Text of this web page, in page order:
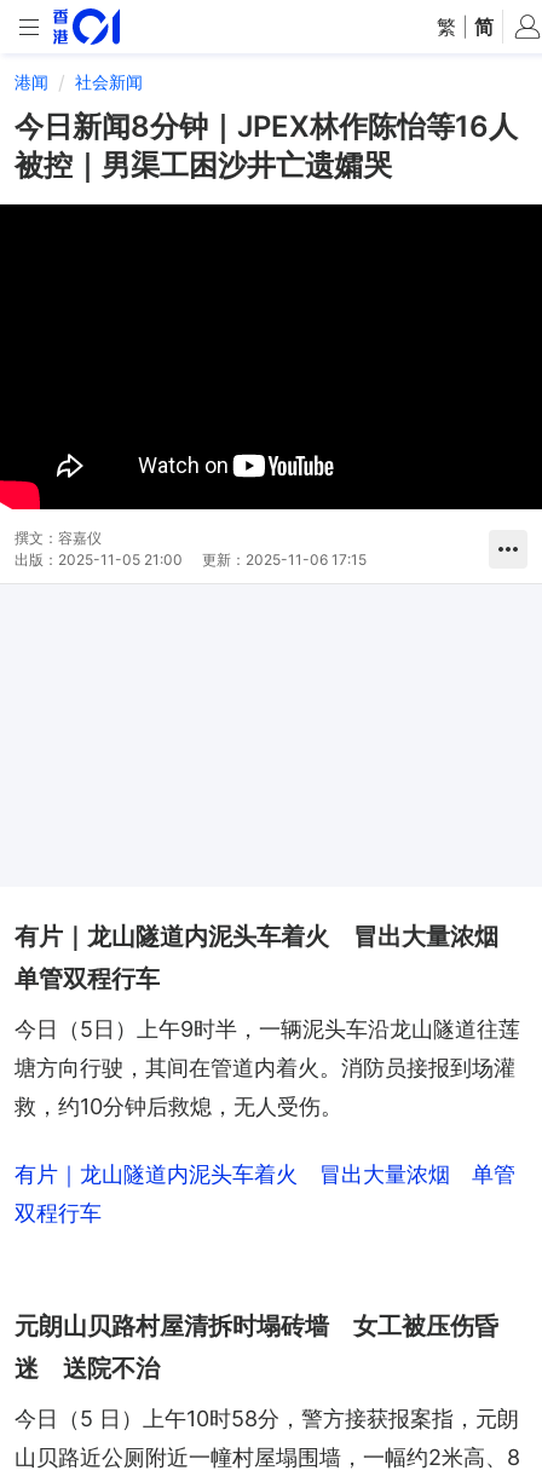
繁 简
港闻 社会新闻
今日新闻8分钟｜JPEX林作陈怡等16人
被控｜男渠工困沙井亡遗孀哭
撰文： 容嘉仪
出版： 2025-11-05 21:00 更新： 2025-11-06 17:15
有片｜龙山隧道内泥头车着火 冒出大量浓烟
单管双程行车
今日（5日）上午9时半，一辆泥头车沿龙山隧道往莲
塘方向行驶，其间在管道内着火。消防员接报到场灌
救，约10分钟后救熄，无人受伤。
有片｜龙山隧道内泥头车着火 冒出大量浓烟 单管
双程行车
元朗山贝路村屋清拆时塌砖墙 女工被压伤昏
迷 送院不治
今日（5 日）上午10时58分，警方接获报案指，元朗
山贝路近公厕附近一幢村屋塌围墙，一幅约2米高、8